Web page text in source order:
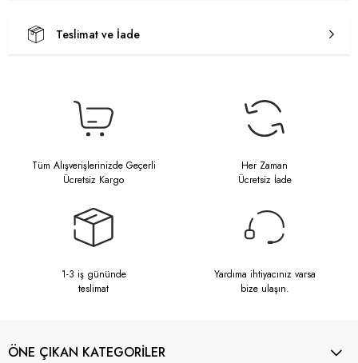
Teslimat ve İade
Tüm Alışverişlerinizde Geçerli
Ücretsiz Kargo
Her Zaman
Ücretsiz İade
1-3 iş gününde
teslimat
Yardıma ihtiyacınız varsa
bize ulaşın.
ÖNE ÇIKAN KATEGORİLER